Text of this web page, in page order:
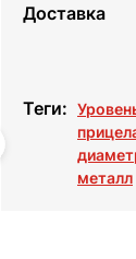
Доставка
Теги:
металл